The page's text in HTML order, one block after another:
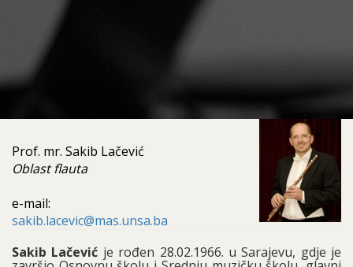
Prof. mr. Sakib Lačević
Oblast flauta
e-mail:
sakib.lacevic@mas.unsa.ba
Sakib Lačević je rođen 28.02.1966. u Sarajevu, gdje je